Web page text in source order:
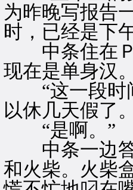
为昨晚写报告
时，已经是下
中条住在Ｐ
现在是单身汉。
“这一段时间
以休几天假了
“是啊。”
中条一边答
和火柴。火柴